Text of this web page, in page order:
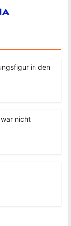
in den
nicht